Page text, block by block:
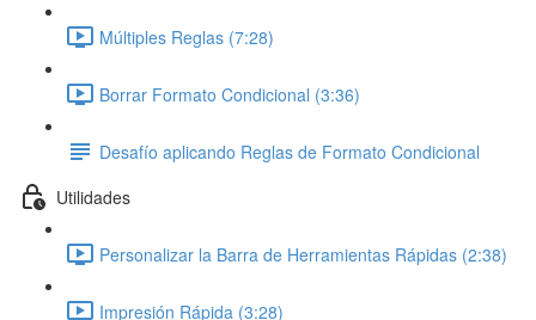
Múltiples Reglas (7:28)
Borrar Formato Condicional (3:36)
Desafío aplicando Reglas de Formato Condicional
Utilidades
Personalizar la Barra de Herramientas Rápidas (2:38)
Impresión Rápida (3:28)